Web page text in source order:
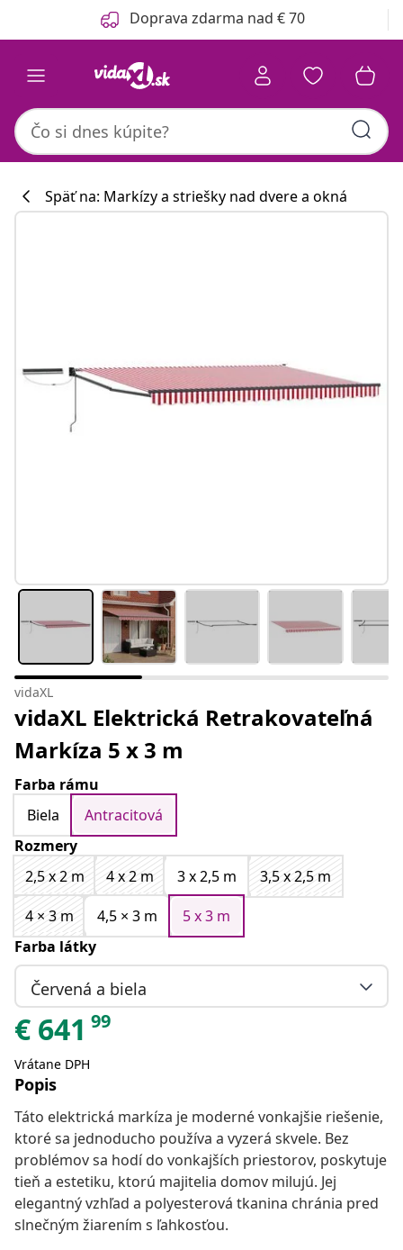
Predchádzajúce Doprava zdarma nad € 70
Späť na: Markízy a striešky nad dvere a okná
vidaXL
vidaXL Elektrická Retrakovateľná
Markíza 5 x 3 m
Farba rámu
Biela
Antracitová
Rozmery
2,5 x 2 m
4 x 2 m 3 x 2,5 m
3,5 x 2,5 m
4 × 3 m
4,5 × 3 m
5 x 3 m
Farba látky
Červená a biela
€ 641 99
Vrátane DPH
Popis
Táto elektrická markíza je moderné vonkajšie riešenie,
ktoré sa jednoducho používa a vyzerá skvele. Bez
problémov sa hodí do vonkajších priestorov, poskytuje
tieň a estetiku, ktorú majitelia domov milujú. Jej
elegantný vzhľad a polyesterová tkanina chránia pred
slnečným žiarením s ľahkosťou.